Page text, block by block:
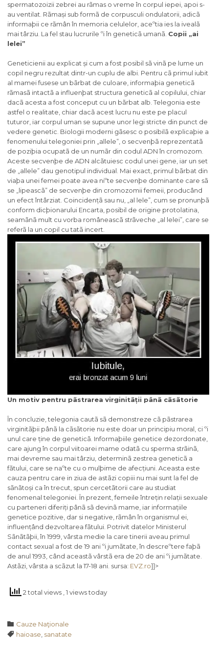
spermatozoizii zebrei au rãmas o vreme în corpul iepei, apoi s-
au ventilat. Rãmași sub formã de corpusculi ondulatorii, adicã
informaþii ce rãmân în memoria celulelor, aceºtia ies la ivealã
mai târziu. La fel stau lucrurile ºi în geneticã umanã. Copii „ai
lelei”
Geneticienii au explicat și cum a fost posibil sã vinã pe lume un
copil negru rezultat dintr-un cuplu de albi. Pentru cã primul iubit
al mamei fusese un bãrbat de culoare, informaþia geneticã
rãmasã intactã a influenþat structura geneticã al copilului, chiar
dacã acesta a fost conceput cu un bãrbat alb. Telegonia este
astfel o realitate, chiar dacã acest lucru nu este pe placul
tuturor, iar corpul uman se supune unor legi stricte din punct de
vedere genetic. Biologii moderni gãsesc o posibilã explicaþie a
fenomenului telegoniei prin „allele”, o secvenþã reprezentatã
de poziþia ocupatã de un numãr din codul ADN în cromozom.
Aceste secvenþe de ADN alcãtuiesc codul unei gene, iar un set
de „allele” dau genotipul individual. Mai exact, primul bãrbat din
viaþa unei femei poate avea niºte secvenþe dominante care sã
se „lipeascã” de secvenþe din cromozomii femeii, producând
un efect întârziat. Coincidențã sau nu, „al lele”, cum se pronunþã
conform dicþionarului Encarta, posibil de origine protolatina,
seamãnã mult cu vorba româneascã strãveche „al lelei”, care se
referã la un copil cu tatã incert.
Un motiv pentru pãstrarea virginitãții pânã cãsãtorie
În concluzie, telegonia cautã sã demonstreze cã pãstrarea
virginitãþii pânã la cãsãtorie nu este doar un principiu moral, ci ºi
unul care ține de geneticã. Informaþiile genetice dezordonate,
care ajung în corpul viitoarei mame odatã cu sperma strãinã,
mai devreme sau mai târziu, determinã zestrea geneticã a
fãtului, care se naºte cu o mulþime de afecțiuni. Aceasta este
cauza pentru care in ziua de astãzi copiii nu mai sunt la fel de
sãnãtoși ca în trecut, spun cercetãtorii care au studiat
fenomenal telegoniei. În prezent, femeile întrețin relații sexuale
cu parteneri diferiți pânã sã devinã mame, iar informațiile
genetice pozitive, dar si negative, rãmân în organismul ei,
influențând dezvoltarea fãtului. Potrivit datelor Ministerul
Sãnãtãþii, în 1999, vârsta medie la care tinerii aveau primul
contact sexual a fost de 19 ani ºi jumãtate, în descreºtere faþã
de anul 1993, când aceastã vârstã era de 20 de ani ºi jumãtate.
Astãzi, vârsta a scãzut la 17-18 ani. sursa: EVZ.ro]]>
2 total views , 1 views today
 Category
Cauze Naţionale
 Tags
haioase sanatate